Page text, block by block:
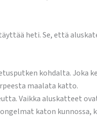
heti. Se, että
kohdalta. Joka
maalata katto.
Vaikka aluskatteet
katon kunnossa,